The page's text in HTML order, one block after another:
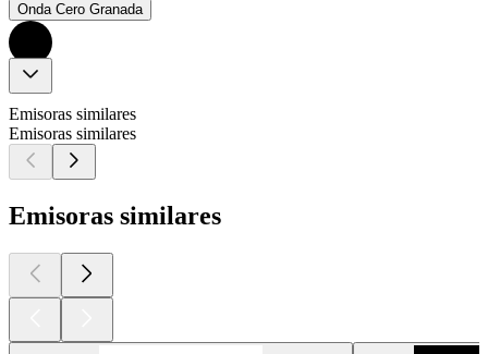
Onda Cero Granada
Emisoras similares
Emisoras similares
Emisoras similares